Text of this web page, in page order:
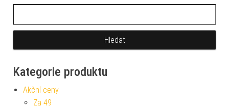
Kategorie produktu
Akční ceny
Za 49